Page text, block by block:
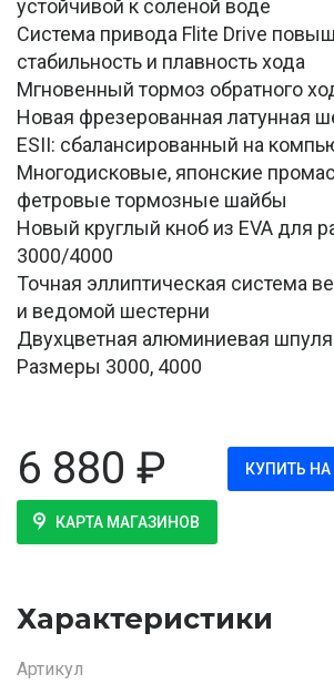
устойчивой к соленой воде
Система привода Flite Drive
стабильность и плавность хода
Мгновенный тормоз обратного
Новая фрезерованная латунная
ESII: сбалансированный на
Многодисковые, японские
фетровые тормозные шайбы
Новый круглый кноб из EVA для
3000/4000
Точная эллиптическая система
и ведомой шестерни
Двухцветная алюминиевая шпуля
Размеры 3000, 4000
6 880 ₽ КУПИТЬ НА
КАРТА МАГАЗИНОВ
Характеристики
Артикул